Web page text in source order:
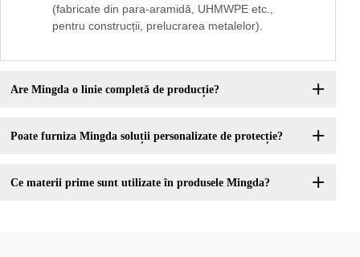
(fabricate din para-aramidă, UHMWPE etc.,
pentru construcții, prelucrarea metalelor).
Are Mingda o linie completă de producție?
Poate furniza Mingda soluții personalizate de protecție?
Ce materii prime sunt utilizate în produsele Mingda?